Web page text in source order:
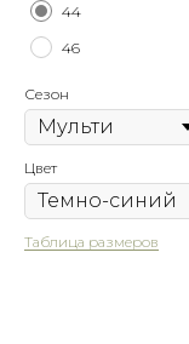
44
46
Сезон
Цвет
Таблица размеров